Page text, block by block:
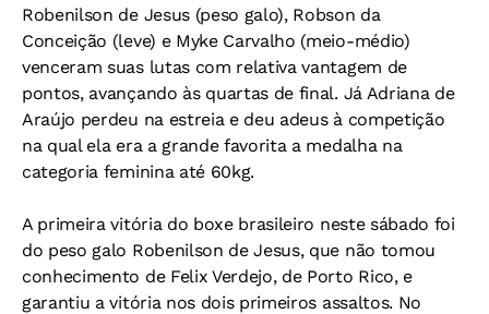
Robenilson de Jesus (peso galo), Robson da
Conceição (leve) e Myke Carvalho (meio-médio)
venceram suas lutas com relativa vantagem de
pontos, avançando às quartas de final. Já Adriana de
Araújo perdeu na estreia e deu adeus à competição
na qual ela era a grande favorita a medalha na
categoria feminina até 60kg.
A primeira vitória do boxe brasileiro neste sábado foi
do peso galo Robenilson de Jesus, que não tomou
conhecimento de Felix Verdejo, de Porto Rico, e
garantiu a vitória nos dois primeiros assaltos. No